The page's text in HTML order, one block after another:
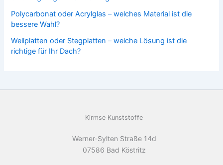
Polycarbonat oder Acrylglas – welches Material ist die
bessere Wahl?
Wellplatten oder Stegplatten – welche Lösung ist die
richtige für Ihr Dach?
Kirmse Kunststoffe
Werner-Sylten Straße 14d
07586 Bad Köstritz